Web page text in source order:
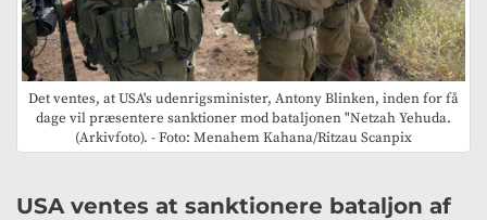
Det ventes, at USA's udenrigsminister, Antony Blinken, inden for få
dage vil præsentere sanktioner mod bataljonen "Netzah Yehuda.
(Arkivfoto). - Foto: Menahem Kahana/Ritzau Scanpix
USA ventes at sanktionere bataljon af